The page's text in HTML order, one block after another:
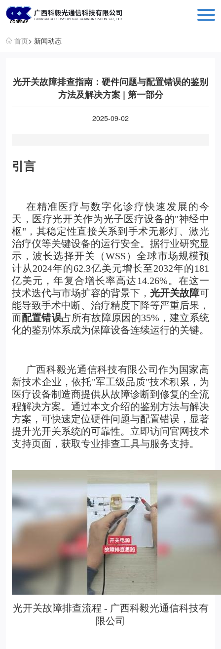
科毅光通信 - 光开关器件与设备生产销售厂商
首页> 新闻动态
光开关故障排查指南：硬件问题与配置错误的鉴别
方法及解决方案 | 第一部分
2025-09-02
引言
在精准医疗与数字化诊疗快速发展的今
天， 医疗光开关作为光子医疗设备的"神经中
枢"，其稳定性直接关系到手术无影灯、激光
治疗仪等关键设备的运行安全。据行业研究显
示，波长选择开关（WSS）全球市场规模预
计从2024年的62.3亿美元增长至2032年的181
亿美元，年复合增长率高达14.26%。在这一
技术迭代与市场扩容的背景下，光开关故障可
能导致手术中断、治疗精度下降等严重后果，
而配置错误占所有故障原因的35%，建立系统
化的鉴别体系成为保障设备连续运行的关键。
广西科毅光通信科技有限公司作为国家高
新技术企业，依托"军工级品质"技术积累，为
医疗设备制造商提供从故障诊断到修复的全流
程解决方案。通过本文介绍的鉴别方法与解决
方案，可快速定位硬件问题与配置错误，显著
提升光开关系统的可靠性。立即访问官网技术
支持页面，获取专业排查工具与服务支持。
光开关故障排查流程 - 广西科毅光通信科技有
限公司